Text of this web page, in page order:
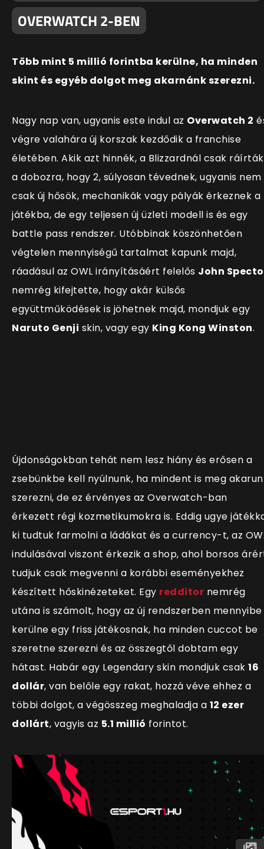
OVERWATCH 2-BEN
Több mint 5 millió forintba kerülne, ha minden
skint és egyéb dolgot meg akarnánk szerezni.
Nagy nap van, ugyanis este indul az Overwatch 2
végre valahára új korszak kezdődik a franchise
életében. Akik azt hinnék, a Blizzardnál csak ráírták
a dobozra, hogy 2, súlyosan tévednek, ugyanis nem
csak új hősök, mechanikák vagy pályák érkeznek a
játékba, de egy teljesen új üzleti modell is és egy
battle pass rendszer. Utóbbinak köszönhetően
végtelen mennyiségű tartalmat kapunk majd,
ráadásul az OWL irányításáért felelős John
nemrég kifejtette, hogy akár külsős
együttműködések is jöhetnek majd, mondjuk egy
Naruto Genji skin, vagy egy King Kong Winston.
Újdonságokban tehát nem lesz hiány és erősen a
zsebünkbe kell nyúlnunk, ha mindent is meg
szerezni, de ez érvényes az Overwatch-ban
érkezett régi kozmetikumokra is. Eddig ugye
ki tudtuk farmolni a ládákat és a currency-t, az
indulásával viszont érkezik a shop, ahol borsos
tudjuk csak megvenni a korábbi eseményekhez
készített hőskinézeteket. Egy redditor nemrég
utána is számolt, hogy az új rendszerben mennyibe
kerülne egy friss játékosnak, ha minden cuccot be
szeretne szerezni és az összegtől dobtam egy
hátast. Habár egy Legendary skin mondjuk csak 16
dollár, van belőle egy rakat, hozzá véve ehhez a
többi dolgot, a végösszeg meghaladja a 12 ezer
dollárt, vagyis az 5.1 millió forintot.